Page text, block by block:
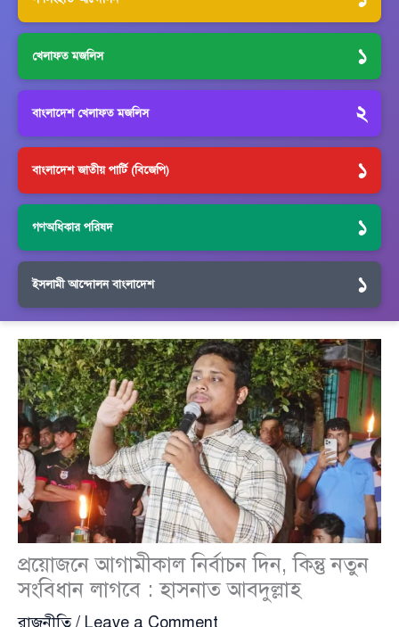
খেলাফত মজলিস ১
বাংলাদেশ খেলাফত মজলিস ২
বাংলাদেশ জাতীয় পার্টি (বিজেপি) ১
গণঅধিকার পরিষদ ১
ইসলামী আন্দোলন বাংলাদেশ ১
প্রয়োজনে আগামীকাল নির্বাচন দিন, কিন্তু নতুন
সংবিধান লাগবে : হাসনাত আবদুল্লাহ
রাজনীতি/ Leave a Comment